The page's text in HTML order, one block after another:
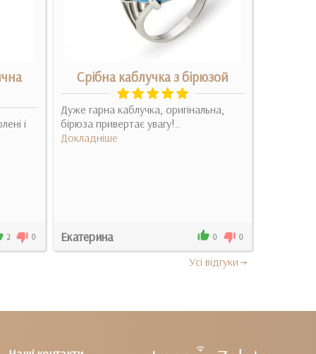
і
2 0
Срібна каблучка з бірюзой
Дуже гарна каблучка, оригінальна,
бірюза привертає увагу!..
Докладніше
Екатерина 0 0
Усi вiдгуки